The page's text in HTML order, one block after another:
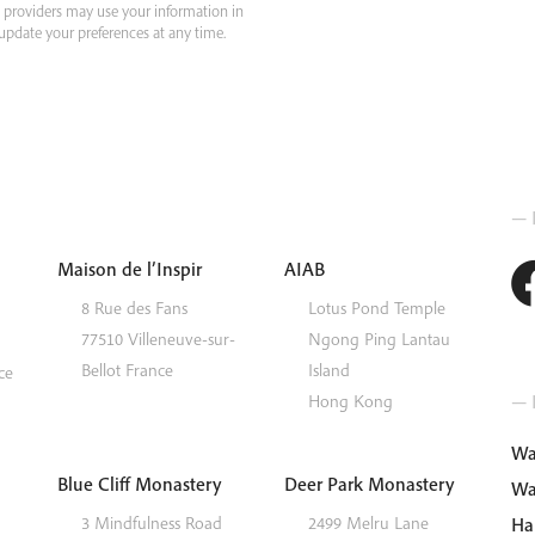
may use your information in
your preferences at any time.
Maison de l’Inspir
8 Rue des Fans
77510 Villeneuve-sur-
Bellot France
AIAB
Lotus Pond Temple
Ngong Ping Lantau
Island
Hong Kong
Blue Cliff Monastery
3 Mindfulness Road
Deer Park Monastery
2499 Melru Lane
—
—